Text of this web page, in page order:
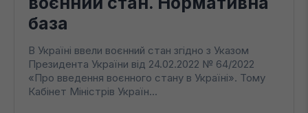
база
В Україні ввели воєнний стан згідно з Указом
Президента України від 24.02.2022 № 64/2022
«Про введення воєнного стану в Україні». Тому
Кабінет Міністрів Україн...